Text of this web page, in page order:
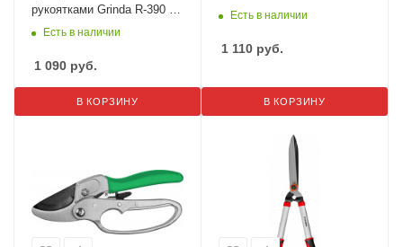
рукоятками Grinda R-390 8-
424108
Есть в наличии
1 090 руб.
В КОРЗИНУ
Есть в наличии
1 110 руб.
В КОРЗИНУ